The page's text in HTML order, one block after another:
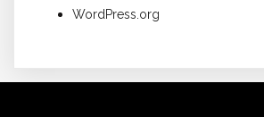
WordPress.org